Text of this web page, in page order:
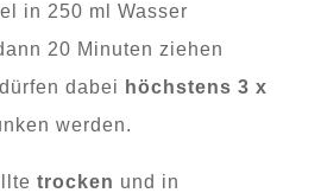
in 250 ml Wasser
20 Minuten ziehen
dürfen dabei höchstens 3 x
werden.
trocken und in